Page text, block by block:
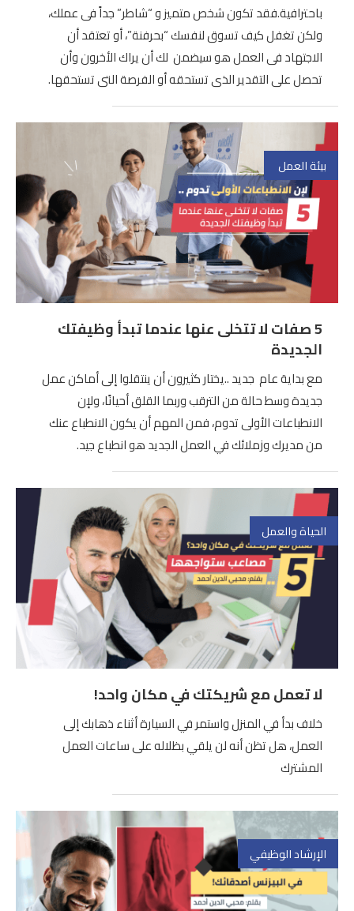
باحترافية.فقد تكون شخص متميز و “شاطر” جداً فى عملك،
ولكن تغفل كيف تسوق لنفسك “بحرفنة”، أو تعتقد أن
الاجتهاد فى العمل هو سيضمن لك أن يراك الأخرون وأن
تحصل على التقدير الذى تستحقه أو الفرصة التى تستحقها.
بيئة العمل
5 صفات لا تتخلى عنها عندما تبدأ وظيفتك
الجديدة
مع بداية عام جديد ..يختار كثيرون أن ينتقلوا إلى أماكن عمل
جديدة وسط حالة من الترقب وربما القلق أحيانًا، ولإن
الانطباعات الأولى تدوم، فمن المهم أن يكون الانطباع عنك
من مديرك وزملائك في العمل الجديد هو انطباع جيد.
الحياة والعمل
لا تعمل مع شريكتك في مكان واحد!
خلاف بدأ في المنزل واستمر في السيارة أثناء ذهابك إلى
العمل، هل تظن أنه لن يلقي بظلاله على ساعات العمل
المشترك
الإرشاد الوظيفي